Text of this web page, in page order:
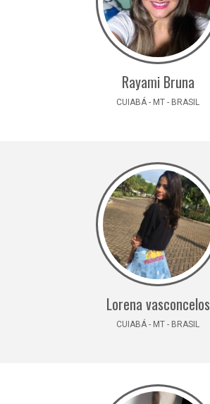
Rayami Bruna
CUIABÁ - MT - BRASIL
Lorena vasconcelos
CUIABÁ - MT - BRASIL